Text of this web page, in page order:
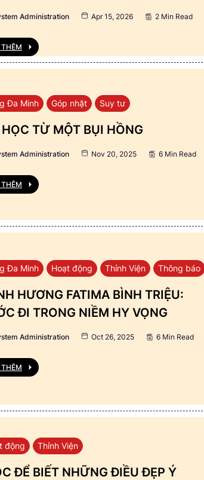
Administration Apr 15, 2026 2 Min Read
Đa Minh Góp nhặt Suy tư
TỪ MỘT BỤI HỒNG
Administration Nov 20, 2025 6 Min Read
Đa Minh Hoạt động Thỉnh Viện Thông báo
HƯƠNG FATIMA BÌNH TRIỆU:
ĐI TRONG NIỀM HY VỌNG
Administration Oct 26, 2025 6 Min Read
động Thỉnh Viện
ĐỂ BIẾT NHỮNG ĐIỀU ĐẸP Ý